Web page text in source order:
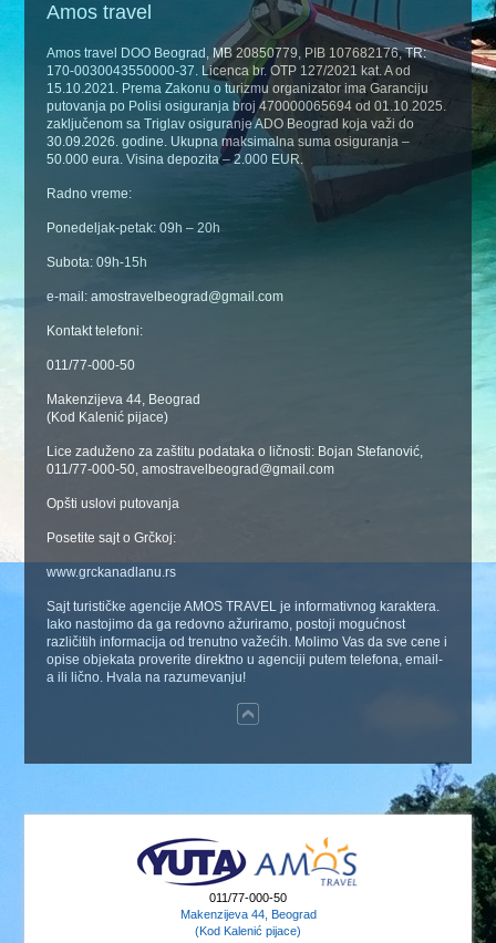
Amos travel
Amos travel DOO Beograd, MB 20850779, PIB 107682176, TR:
170-0030043550000-37. Licenca br. OTP 127/2021 kat. A od
15.10.2021. Prema Zakonu o turizmu organizator ima Garanciju
putovanja po Polisi osiguranja broj 470000065694 od 01.10.2025.
zaključenom sa Triglav osiguranje ADO Beograd koja važi do
30.09.2026. godine. Ukupna maksimalna suma osiguranja –
50.000 eura. Visina depozita – 2.000 EUR.
Radno vreme:
Ponedeljak-petak: 09h – 20h
Subota: 09h-15h
e-mail: amostravelbeograd@gmail.com
Kontakt telefoni:
011/77-000-50
Makenzijeva 44, Beograd
(Kod Kalenić pijace)
Lice zaduženo za zaštitu podataka o ličnosti: Bojan Stefanović,
011/77-000-50, amostravelbeograd@gmail.com
Opšti uslovi putovanja
Posetite sajt o Grčkoj:
www.grckanadlanu.rs
Sajt turističke agencije AMOS TRAVEL je informativnog karaktera.
Iako nastojimo da ga redovno ažuriramo, postoji mogućnost
različitih informacija od trenutno važećih. Molimo Vas da sve cene i
opise objekata proverite direktno u agenciji putem telefona, email-
a ili lično. Hvala na razumevanju!
011/77-000-50
Makenzijeva 44, Beograd
(Kod Kalenić pijace)